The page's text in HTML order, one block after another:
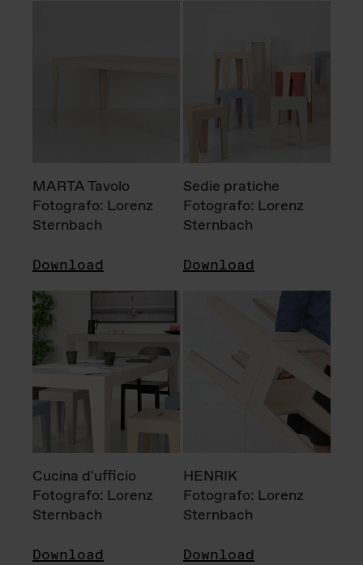
MARTA Tavolo
Fotografo: Lorenz
Sternbach
Download
Sedie pratiche
Fotografo: Lorenz
Sternbach
Download
Cucina d'ufficio
Fotografo: Lorenz
Sternbach
Download
HENRIK
Fotografo: Lorenz
Sternbach
Download